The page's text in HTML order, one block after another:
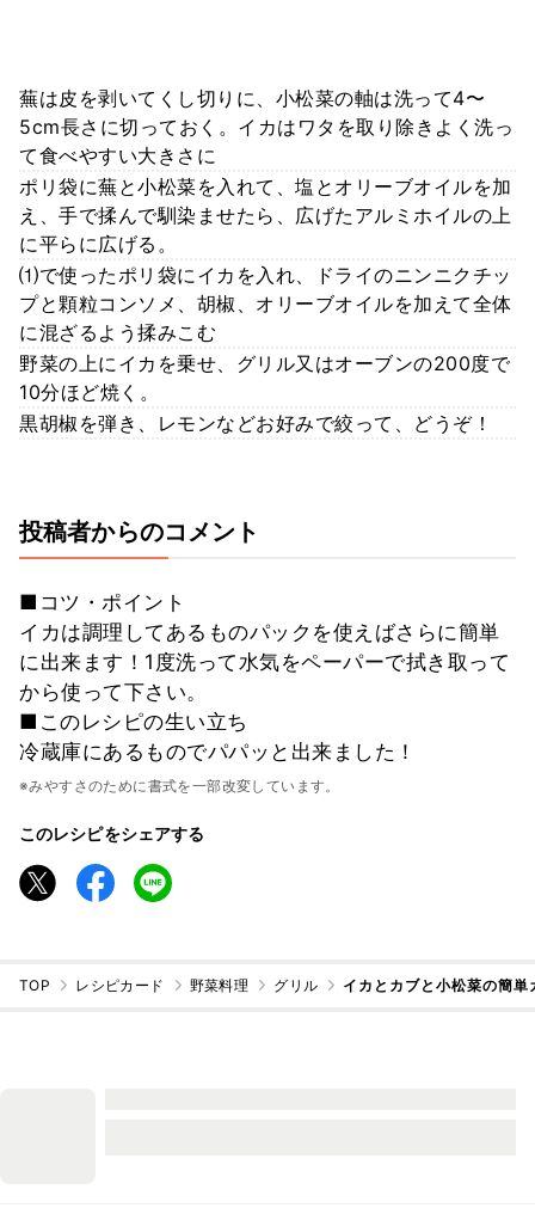
蕪は皮を剥いてくし切りに、小松菜の軸は洗って4〜
5cm長さに切っておく。イカはワタを取り除きよく洗っ
て食べやすい大きさに
ポリ袋に蕪と小松菜を入れて、塩とオリーブオイルを加
え、手で揉んで馴染ませたら、広げたアルミホイルの上
に平らに広げる。
⑴で使ったポリ袋にイカを入れ、ドライのニンニクチッ
プと顆粒コンソメ、胡椒、オリーブオイルを加えて全体
に混ざるよう揉みこむ
野菜の上にイカを乗せ、グリル又はオーブンの200度で
10分ほど焼く。
黒胡椒を弾き、レモンなどお好みで絞って、どうぞ！
投稿者からのコメント
■コツ・ポイント
イカは調理してあるものパックを使えばさらに簡単
に出来ます！1度洗って水気をペーパーで拭き取って
から使って下さい。
■このレシピの生い立ち
冷蔵庫にあるものでパパッと出来ました！
※みやすさのために書式を一部改変しています。
このレシピをシェアする
TOP レシピカード 野菜料理 グリル イカとカブと小松菜の簡